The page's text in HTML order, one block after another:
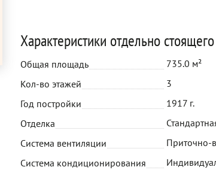
Характеристики отдельно
Общая площадь
735.0 м²
Кол-во этажей
3
Год постройки
1917 г.
Отделка
Система вентиляции
Приточно-
Система кондиционирования